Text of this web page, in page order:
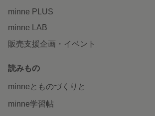
minne PLUS
minne LAB
販売支援企画・イベント
読みもの
minneとものづくりと
minne学習帖